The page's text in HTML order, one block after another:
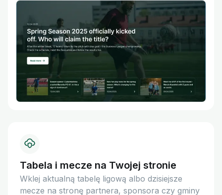
Tabela i mecze na Twojej stronie
Wklej aktualną tabelę ligową albo dzisiejsze
mecze na stronę partnera, sponsora czy gminy